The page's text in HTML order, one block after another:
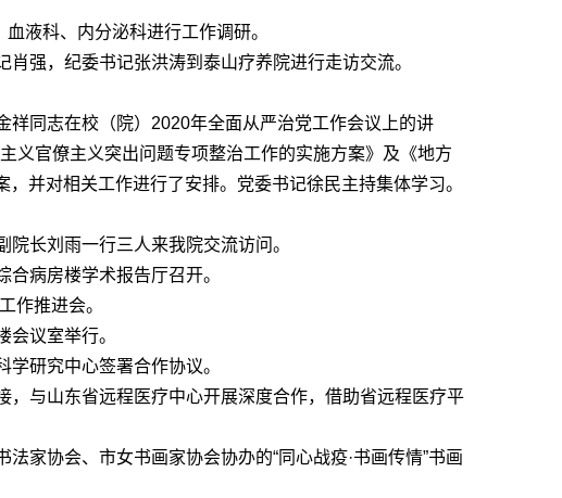
液科、内分泌科进行工作调研。
强，纪委书记张洪涛到泰山疗养院进行走访交流。
同志在校（院）2020年全面从严治党工作会议上的讲
义官僚主义突出问题专项整治工作的实施方案》及《地方
并对相关工作进行了安排。党委书记徐民主持集体学习。
长刘雨一行三人来我院交流访问。
病房楼学术报告厅召开。
作推进会。
议室举行。
研究中心签署合作协议。
与山东省远程医疗中心开展深度合作，借助省远程医疗平
家协会、市女书画家协会协办的“同心战疫·书画传情”书画